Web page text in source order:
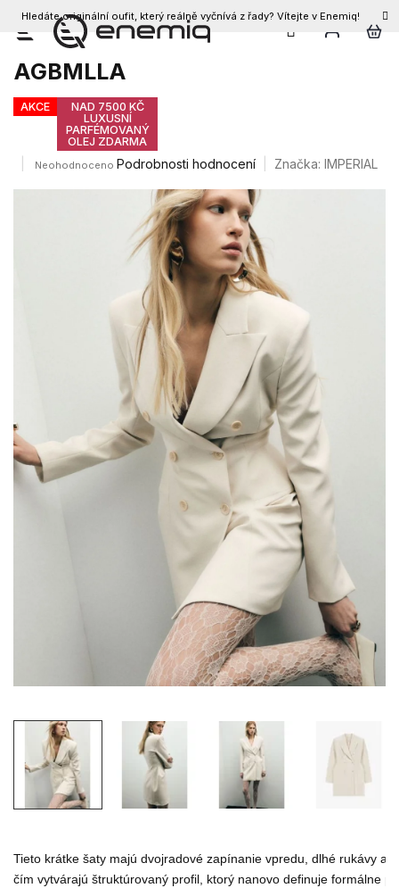
Přejít
obsah
Hledáte originální oufit, který reálně vyčnívá z řady? Vítejte v Enemiq!
CZK
Dámské šaty IMPERIAL
AGBMLLA
AKCE
NAD 7500 KČ
LUXUSNÍ
PARFÉMOVANÝ
OLEJ ZDARMA
Průměrné
Neohodnoceno Podrobnosti hodnocení Značka: IMPERIAL
Tieto krátke šaty majú dvojradové zapínanie vpredu, dlhé rukávy a
čím vytvárajú štruktúrovaný profil, ktorý nanovo definuje formálne